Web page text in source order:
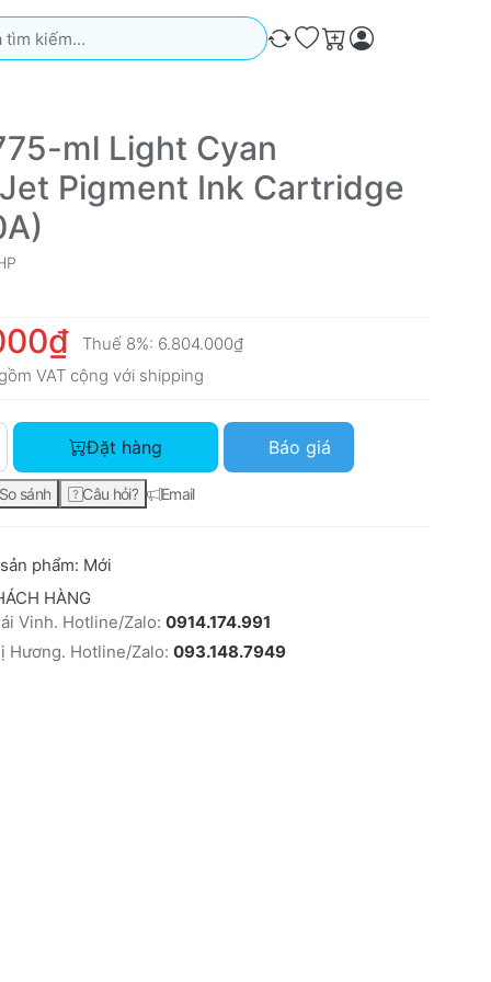
Kết quả sẽ tự động xuất hiện khi bạn nhập. Nhấn phím
So sánh
Ưa thích
Giỏ hàng
ml Light Cyan
Pigment Ink Cartridge
Thuế 8%: 6.804.000₫
VAT cộng với shipping
HP 91 775-ml Light Cyan DesignJet Pigment Ink Cartridge
Đặt hàng Báo giá
So sánh Câu hỏi? Email
phẩm: Mới
HÀNG
Vinh. Hotline/Zalo: 0914.174.991
Hương. Hotline/Zalo: 093.148.7949